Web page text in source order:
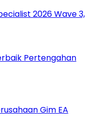
2026 Wave 3,
Pertengahan
Gim EA